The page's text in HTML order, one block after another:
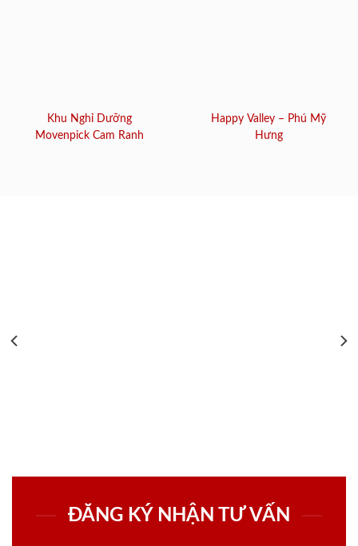
Khu Nghỉ Dưỡng
Movenpick Cam Ranh
Happy Valley – Phú Mỹ
Hưng
ĐĂNG KÝ NHẬN TƯ VẤN